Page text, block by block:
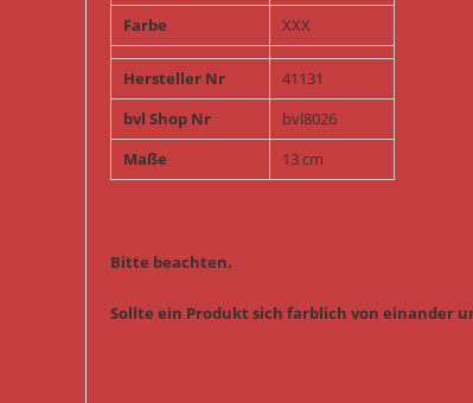
Farbe
XXX
Hersteller Nr
41131
bvl Shop Nr
bvl8026
Maße
13 cm
Bitte beachten.
Sollte ein Produkt sich farblich von einander